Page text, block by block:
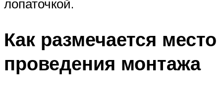
лопаточкой.
Как размечается место
проведения монтажа